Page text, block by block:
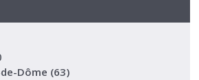
Dôme (63)